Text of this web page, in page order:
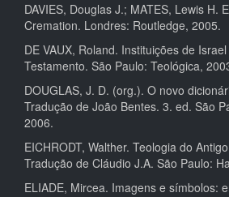
DAVIES, Douglas J.; MATES, Lewis H.
Cremation. Londres: Routledge, 2005.
DE VAUX, Roland. Instituições de
Testamento. São Paulo: Teológica,
DOUGLAS, J. D. (org.). O novo
Tradução de João Bentes. 3. ed. São
2006.
EICHRODT, Walther. Teologia do
Tradução de Cláudio J.A. São Paulo:
ELIADE, Mircea. Imagens e símbolos: